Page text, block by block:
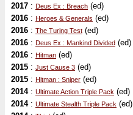
2017 : Deus Ex : Breach (ed)
2016 : Heroes & Generals (ed)
2016 : The Turing Test (ed)
2016 : Deus Ex : Mankind Divided (ed)
2016 : Hitman (ed)
2015 : Just Cause 3 (ed)
2015 : Hitman : Sniper (ed)
2014: Ultimate Action Triple Pack (ed)
2014: Ultimate Stealth Triple Pack (ed)